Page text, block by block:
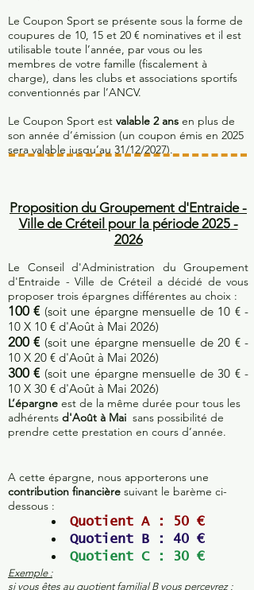
Le Coupon Sport se présente sous la forme de
coupures de 10, 15 et 20 € nominatives et il est
utilisable toute l’année, par vous ou les
membres de votre famille (fiscalement à
charge), dans les clubs et associations sportifs
conventionnés par l’ANCV.
Le Coupon Sport est valable 2 ans en plus de
son année d’émission (un coupon émis en 2025
sera valable jusqu’au 31/12/2027).
Proposition du Groupement d'Entraide -
Ville de Créteil pour la période 2025-
2026
Le Conseil d'Administration du Groupement
d'Entraide - Ville de Créteil a décidé de vous
proposer trois épargnes différentes au choix :
100 € (soit une épargne mensuelle de 10 € -
10 X 10 € d'Août à Mai 2026)
200 € (soit une épargne mensuelle de 20 € -
10 X 20 € d'Août à Mai 2026)
300 € (soit une épargne mensuelle de 30 € -
10 X 30 € d'Août à Mai 2026)
L’épargne est de la même durée pour tous les
adhérents d'Août à Mai sans possibilité de
prendre cette prestation en cours d’année.
A cette épargne, nous apporterons une
contribution financière suivant le barème ci-
dessous :
Quotient A : 50 €
Quotient B : 40 €
Quotient C : 30 €
Exemple :
si vous êtes au quotient familial B vous percevrez :